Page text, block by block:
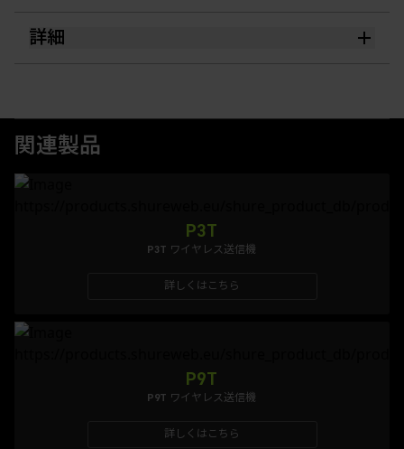
詳細
関連製品
P3T
P3T ワイヤレス送信機
詳しくはこちら
P9T
P9T ワイヤレス送信機
詳しくはこちら